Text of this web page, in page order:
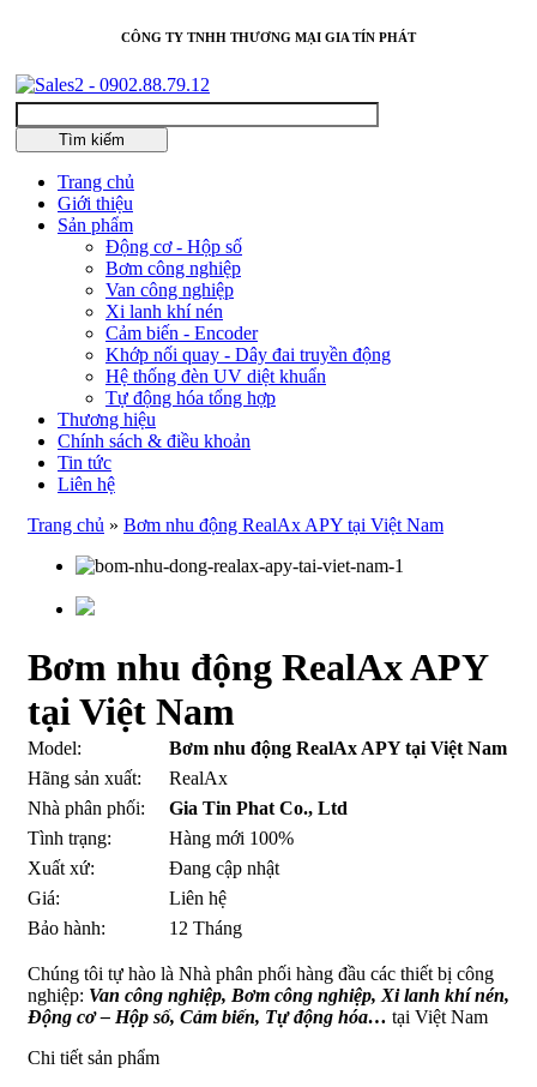
CÔNG TY TNHH THƯƠNG MẠI GIA TÍN PHÁT
Tìm kiếm
Trang chủ
Giới thiệu
Sản phẩm
Động cơ - Hộp số
Bơm công nghiệp
Van công nghiệp
Xi lanh khí nén
Cảm biến - Encoder
Khớp nối quay - Dây đai truyền động
Hệ thống đèn UV diệt khuẩn
Tự động hóa tổng hợp
Thương hiệu
Chính sách & điều khoản
Tin tức
Liên hệ
Trang chủ » Bơm nhu động RealAx APY tại Việt Nam
Bơm nhu động RealAx APY
tại Việt Nam
Model:
Bơm nhu động RealAx APY tại Việt Nam
Hãng sản xuất:
RealAx
Nhà phân phối:
Gia Tin Phat Co., Ltd
Tình trạng:
Hàng mới 100%
Xuất xứ:
Đang cập nhật
Giá:
Liên hệ
Bảo hành:
12 Tháng
Chúng tôi tự hào là Nhà phân phối hàng đầu các thiết bị công
nghiệp: Van công nghiệp, Bơm công nghiệp, Xi lanh khí nén,
Động cơ – Hộp số, Cảm biến, Tự động hóa… tại Việt Nam
Chi tiết sản phẩm